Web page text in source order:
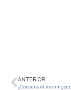
ANTERIOR
¿Conoces el